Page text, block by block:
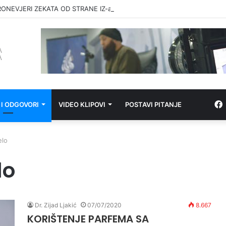
ZEKATA OD STRANE IZ-a
ODGOVORI VIDEO KLIPOVI POSTAVI PITANJE
Dr. Zijad Ljakić 07/07/2020 8.667
KORIŠTENJE PARFEMA SA